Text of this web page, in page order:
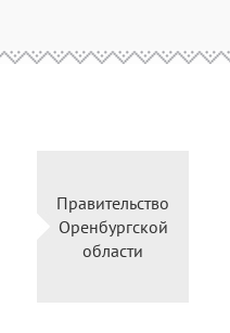
Правительство
Оренбургской
области